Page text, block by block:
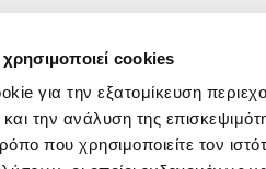
cookies
για την εξατομίκευση
την ανάλυση της
που χρησιμοποιείτε τον
us on: